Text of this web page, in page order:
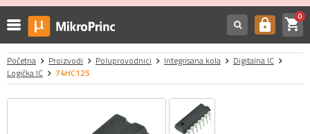
https shopping_cart0
Početna Proizvodi Poluprovodnici Integrisana kola
Digitalna IC
Logička IC
74HC125